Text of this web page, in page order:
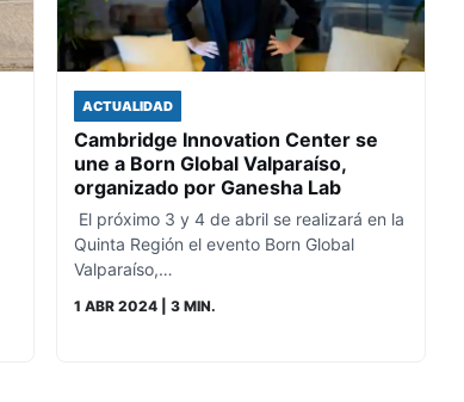
ACTUALIDAD
Cambridge Innovation Center se
une a Born Global Valparaíso,
organizado por Ganesha Lab
El próximo 3 y 4 de abril se realizará en la
Quinta Región el evento Born Global
Valparaíso,…
1 ABR 2024| 3 MIN.